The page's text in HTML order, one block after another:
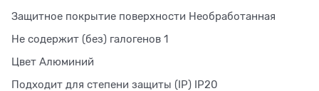
Защитное покрытие поверхности Необработанная
Не содержит (без) галогенов 1
Цвет Алюминий
Подходит для степени защиты (IP) IP20